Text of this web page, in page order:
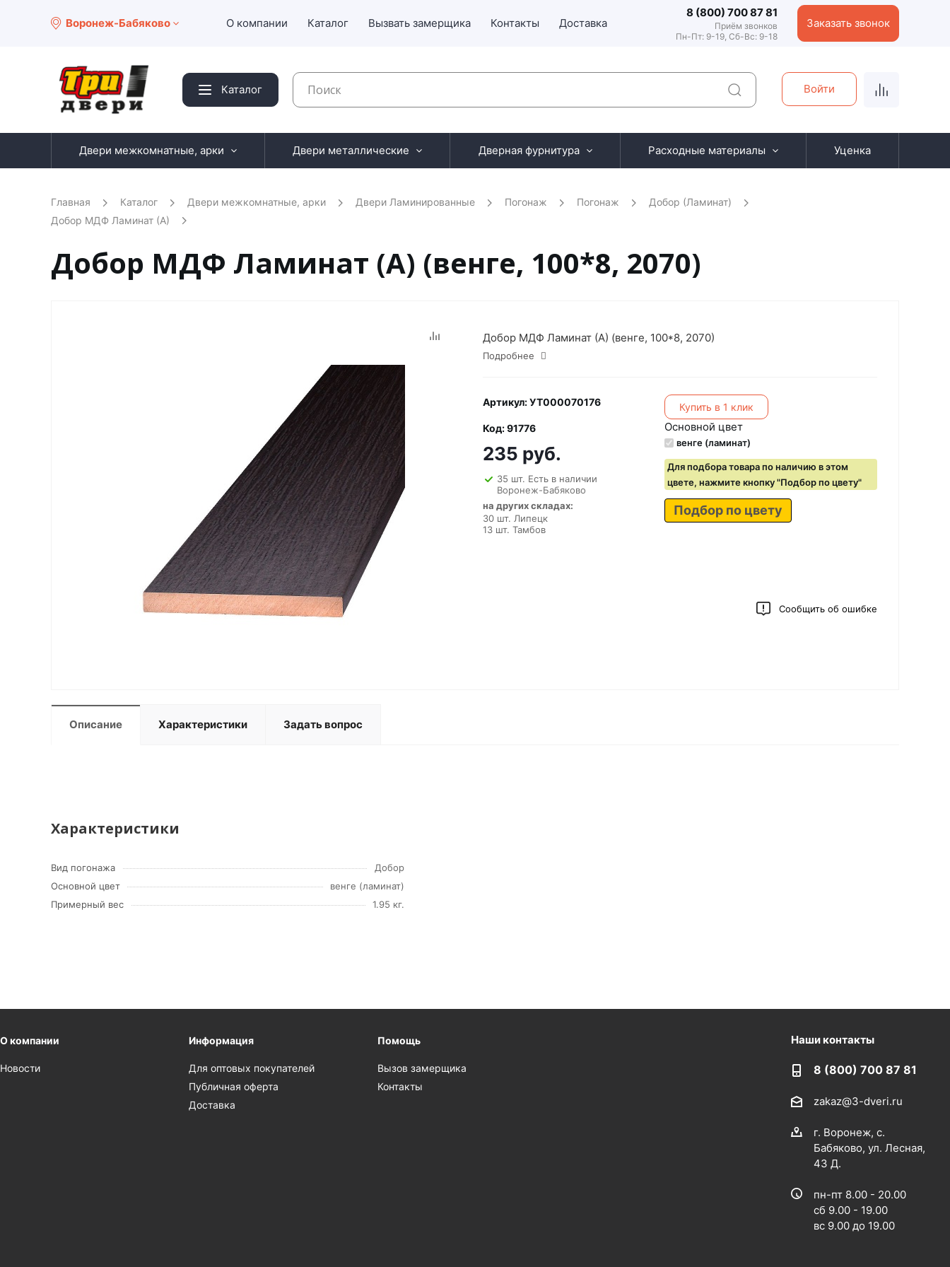
Воронеж-Бабяково О компании Каталог Вызвать замерщика Контакты Доставка
8 (800) 700 87 81
Приём звонков
Пн-Пт: 9-19, Сб-Вс: 9-18
Заказать звонок
Каталог Войти
Двери межкомнатные, арки Двери металлические Дверная фурнитура Расходные материалы Уценка
Главная Каталог Двери межкомнатные, арки Двери Ламинированные Погонаж Погонаж
Добор (Ламинат)
Добор МДФ Ламинат (А)
Добор МДФ Ламинат (А) (венге, 100*8, 2070)
Добор МДФ Ламинат (А) (венге, 100*8, 2070)
Подробнее
Артикул: УТ000070176
Код: 91776
235 руб.
35 шт. Есть в наличии
Воронеж-Бабяково
на других складах:
30 шт. Липецк
13 шт. Тамбов
Купить в 1 клик
Основной цвет
венге (ламинат)
Для подбора товара по наличию в этом
цвете, нажмите кнопку "Подбор по цвету"
Подбор по цвету
Сообщить об ошибке
Описание Характеристики Задать вопрос
Характеристики
Вид погонажа
Добор
Основной цвет
венге (ламинат)
Примерный вес
1.95 кг.
О компании
Новости
Информация
Для оптовых покупателей
Публичная оферта
Доставка
Помощь
Вызов замерщика
Контакты
Наши контакты
8 (800) 700 87 81
zakaz@3-dveri.ru
г. Воронеж, с.
Бабяково, ул. Лесная,
43 Д.
пн-пт 8.00 - 20.00
сб 9.00 - 19.00
вс 9.00 до 19.00